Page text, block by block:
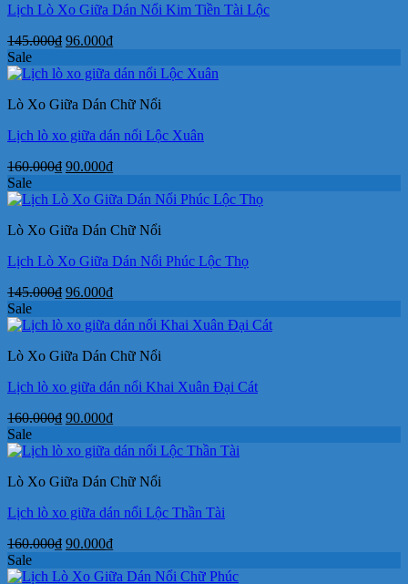
Lịch Lò Xo Giữa Dán Nổi Kim Tiền Tài Lộc
145.000₫ Giá
là:
96.000₫Giá
tại
96.000₫.
Sale
Lò Xo Giữa Dán Chữ Nổi
Lịch lò xo giữa dán nổi Lộc Xuân
160.000₫ Giá
là:
90.000₫Giá
tại
90.000₫.
Sale
Lò Xo Giữa Dán Chữ Nổi
Lịch Lò Xo Giữa Dán Nổi Phúc Lộc Thọ
145.000₫ Giá
là:
96.000₫Giá
tại
96.000₫.
Sale
Lò Xo Giữa Dán Chữ Nổi
Lịch lò xo giữa dán nổi Khai Xuân Đại Cát
160.000₫ Giá
là:
90.000₫Giá
tại
90.000₫.
Sale
Lò Xo Giữa Dán Chữ Nổi
Lịch lò xo giữa dán nổi Lộc Thần Tài
160.000₫ Giá
là:
90.000₫Giá
tại
Sale